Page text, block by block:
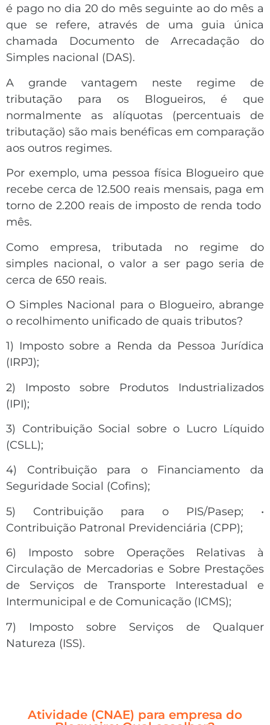
é pago no dia 20 do mês seguinte ao do mês a
que se refere, através de uma guia única
chamada Documento de Arrecadação do
Simples nacional (DAS).
A grande vantagem neste regime de
tributação para os Blogueiros, é que
normalmente as alíquotas (percentuais de
tributação) são mais benéficas em comparação
aos outros regimes.
Por exemplo, uma pessoa física Blogueiro que
recebe cerca de 12.500 reais mensais, paga em
torno de 2.200 reais de imposto de renda todo
mês.
Como empresa, tributada no regime do
simples nacional, o valor a ser pago seria de
cerca de 650 reais.
O Simples Nacional para o Blogueiro, abrange
o recolhimento unificado de quais tributos?
1) Imposto sobre a Renda da Pessoa Jurídica
(IRPJ);
2) Imposto sobre Produtos Industrializados
(IPI);
3) Contribuição Social sobre o Lucro Líquido
(CSLL);
4) Contribuição para o Financiamento da
Seguridade Social (Cofins);
5) Contribuição para o PIS/Pasep; •
Contribuição Patronal Previdenciária (CPP);
6) Imposto sobre Operações Relativas à
Circulação de Mercadorias e Sobre Prestações
de Serviços de Transporte Interestadual e
Intermunicipal e de Comunicação (ICMS);
7) Imposto sobre Serviços de Qualquer
Natureza (ISS).
Atividade (CNAE) para empresa do